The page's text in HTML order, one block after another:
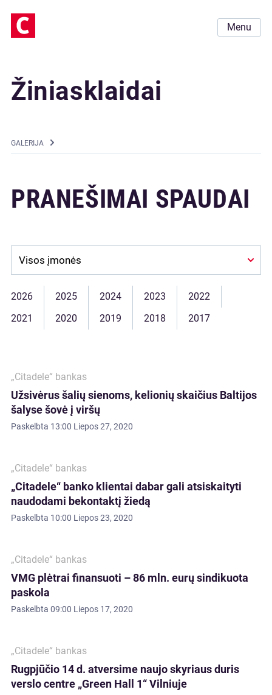
Menu
Žiniasklaidai
GALERIJA
PRANEŠIMAI SPAUDAI
Company:
2026 2025 2024 2023
2022
2021
2020 2019 2018 2017
„Citadele“ bankas
Užsivėrus šalių sienoms, kelionių skaičius Baltijos
šalyse šovė į viršų
Paskelbta 13:00 Liepos 27, 2020
„Citadele“ bankas
„Citadele“ banko klientai dabar gali atsiskaityti
naudodami bekontaktį žiedą
Paskelbta 10:00 Liepos 23, 2020
„Citadele“ bankas
VMG plėtrai finansuoti – 86 mln. eurų sindikuota
paskola
Paskelbta 09:00 Liepos 17, 2020
„Citadele“ bankas
Rugpjūčio 14 d. atversime naujo skyriaus duris
verslo centre „Green Hall 1“ Vilniuje